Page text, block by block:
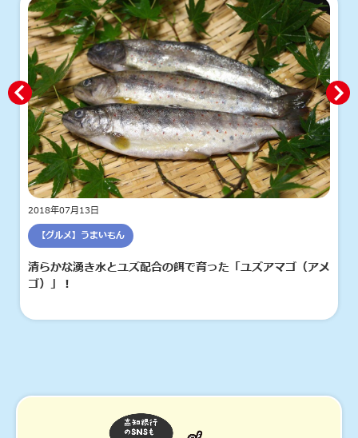
2018年07月13日
【グルメ】うまいもん
清らかな湧き水とユズ配合の餌で育った「ユズアマゴ（アメ
ゴ）」！